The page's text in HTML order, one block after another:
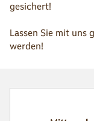
gesichert!
Lassen Sie mit uns
werden!